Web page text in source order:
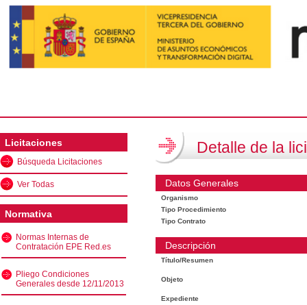
Licitaciones
Búsqueda Licitaciones
Ver Todas
Normativa
Normas Internas de
Contratación EPE Red.es
Pliego Condiciones
Generales desde 12/11/2013
Detalle de la
Datos Generales
Organismo
Tipo Procedimiento
Tipo Contrato
Descripción
Título/Resumen
Objeto
Expediente